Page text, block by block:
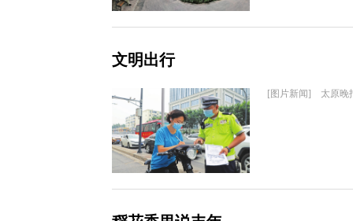
文明出行
[图片新闻] 太原晚